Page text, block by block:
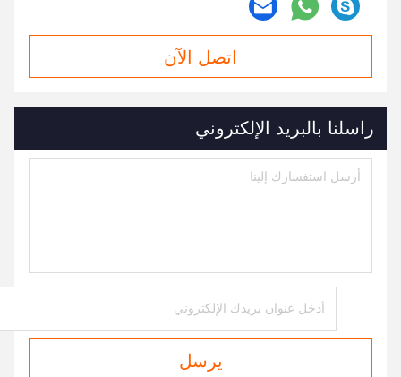
اتصل الآن
راسلنا بالبريد الإلكتروني
يرسل